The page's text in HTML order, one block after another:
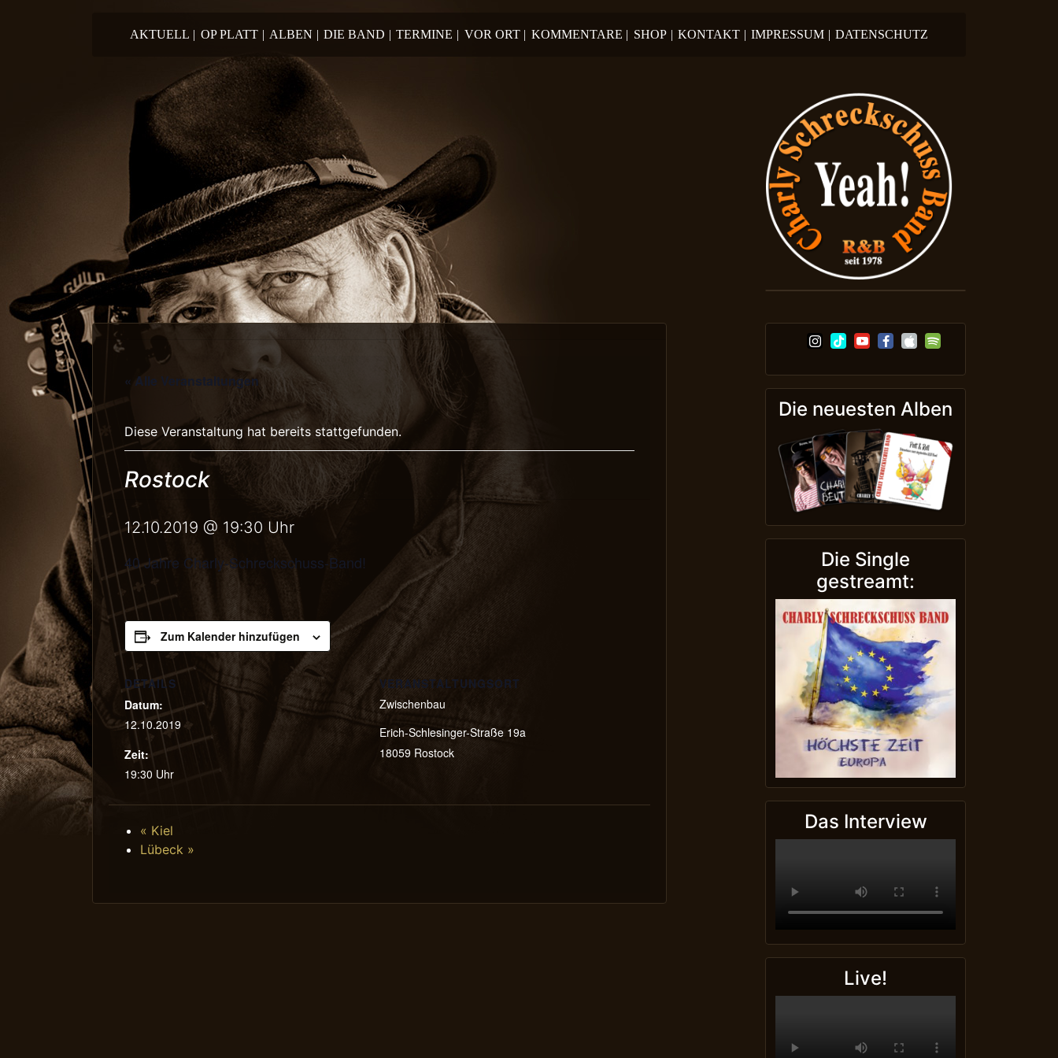
AKTUELL | OP PLATT | ALBEN | DIE BAND | TERMINE | VOR ORT | KOMMENTARE | SHOP | KONTAKT | IMPRESSUM | DATENSCHUTZ
« Alle Veranstaltungen
Diese Veranstaltung hat bereits stattgefunden.
Rostock
12.10.2019 @ 19:30 Uhr
40 Jahre Charly-Schreckschuss-Band!
Zum Kalender hinzufügen
DETAILS
Datum:
12.10.2019
Zeit:
19:30 Uhr
VERANSTALTUNGSORT
Zwischenbau
Erich-Schlesinger-Straße 19a
18059 Rostock
« Kiel
Lübeck »
Die neuesten Alben
Die Single
gestreamt:
Das Interview
Live!